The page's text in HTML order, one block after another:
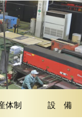
体制 設 備